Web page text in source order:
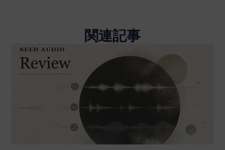
関連記事